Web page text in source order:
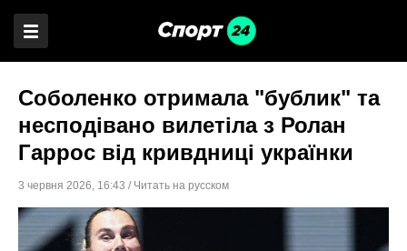
Соболенко отримала "бублик" та
несподівано вилетіла з Ролан
Гаррос від кривдниці українки
3 червня 2026, 16:43 / Читать на русском